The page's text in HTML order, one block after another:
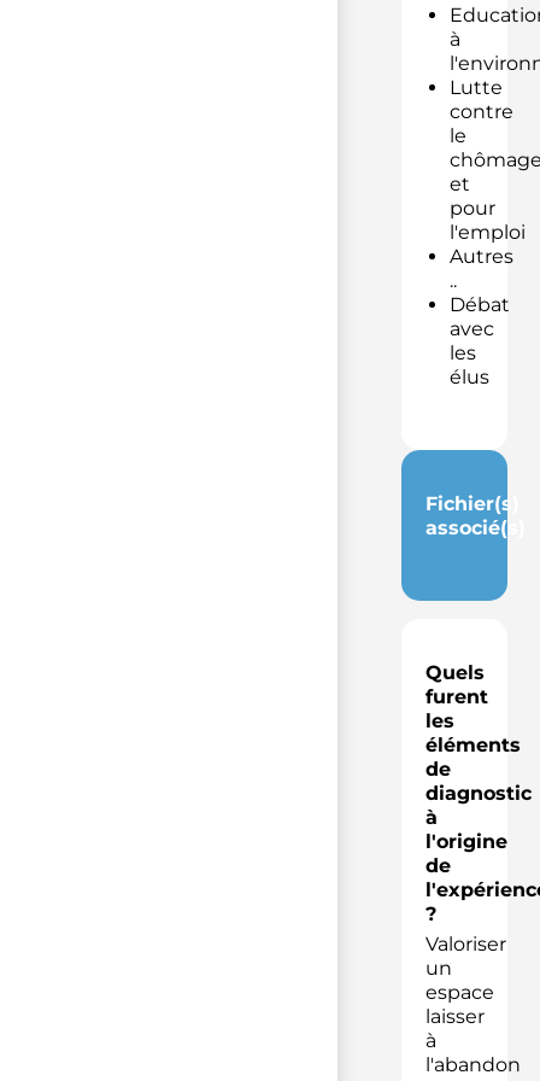
à
Lutte
contre
le
et
pour
l'emploi
Autres
..
Débat
avec
les
élus
Fichier(s)
associé(s)
Quels
furent
les
éléments
de
diagnostic
à
l'origine
de
?
Valoriser
un
espace
laisser
à
l'abandon